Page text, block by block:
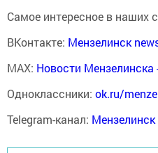
Самое интересное в наших
ВКонтакте: Мензелинск
MAX: Новости Мензелинска
Одноклассники: ok.ru/
Telegram-канал: